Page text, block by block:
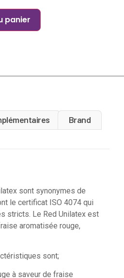
panier
Brand
sont synonymes de
le certificat ISO 4074 qui
stricts. Le Red Unilatex est
aromatisée rouge,
sont;
à saveur de fraise